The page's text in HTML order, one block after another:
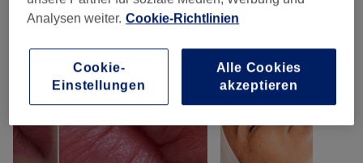
Analysen weiter. Cookie-Richtlinien
Cookie-
Einstellungen
Alle Cookies
akzeptieren